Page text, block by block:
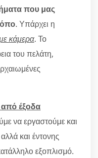
που μας
. Υπάρχει η
κάμερα. Το
του πελάτη,
έξοδα
να εργαστούμε και
και έντονης
εξοπλισμό.